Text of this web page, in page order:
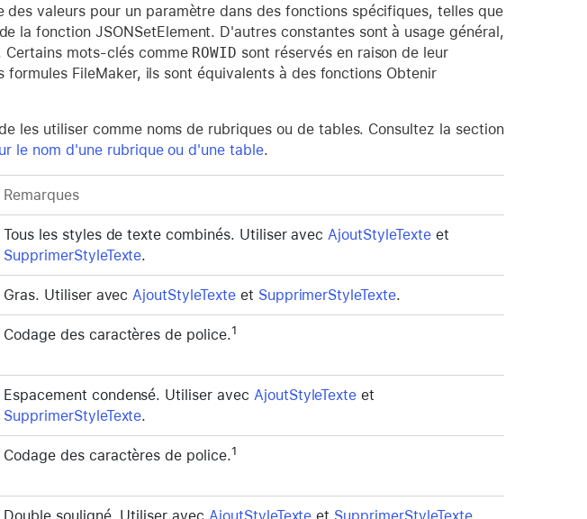
des valeurs pour un paramètre dans des fonctions spécifiques, telles que
de la fonction JSONSetElement. D'autres constantes sont à usage général,
Certains mots-clés comme ROWID sont réservés en raison de leur
FileMaker, ils sont équivalents à des fonctions Obtenir
les utiliser comme noms de rubriques ou de tables. Consultez la section
le nom d'une rubrique ou d'une table.
Remarques
Tous les styles de texte combinés. Utiliser avecAjoutStyleTexteet
SupprimerStyleTexte.
Gras. Utiliser avecAjoutStyleTexteet SupprimerStyleTexte.
Codage des caractères de police.1
Espacement condensé. Utiliser avec AjoutStyleTexte et
SupprimerStyleTexte.
Codage des caractères de police.1